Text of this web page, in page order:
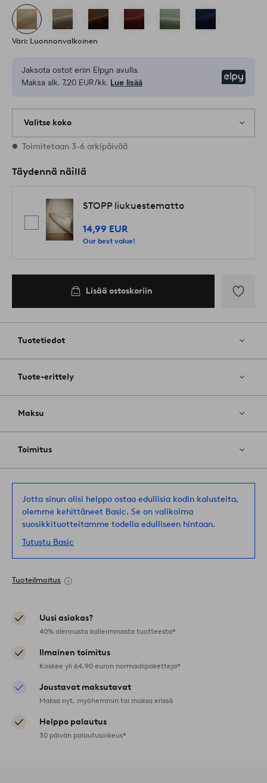
Väri: Luonnonvalkoinen
Jaksota ostot eriin Elpyn avulla.
Maksa alk. 7,20 EUR/kk. Lue lisää
Valitse koko
Varastossa on kaikkia kokoja
Toimitetaan 3-6 arkipäivää
Täydennä näillä
STOPP liukuestematto
14,99 EUR
Our best value!
Lisää ostoskoriin
Tuotetiedot
Tuote-erittely
Maksu
Toimitus
Jotta sinun olisi helppo ostaa edullisia kodin kalusteita,
olemme kehittäneet Basic. Se on valikoima
suosikkituotteitamme todella edulliseen hintaan.
Tutustu Basic
Tuoteilmoitus
Uusi asiakas?
40% alennusta kalleimmasta tuotteesta*
Ilmainen toimitus
Koskee yli 64,90 euron normaalipaketteja*
Joustavat maksutavat
Maksa nyt, myöhemmin tai maksa erissä
Helppo palautus
30 päivän palautusoikeus*